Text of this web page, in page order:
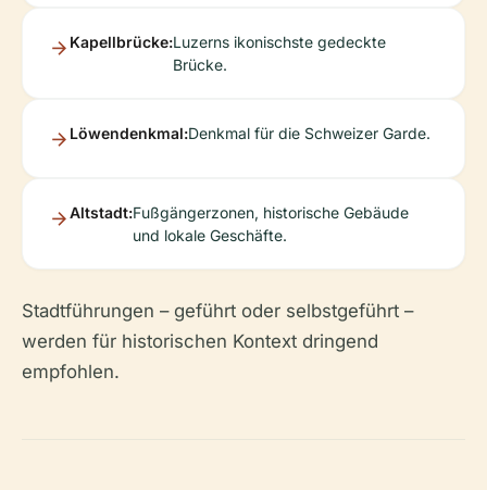
Kapellbrücke:Luzerns ikonischste gedeckte
Brücke.
Löwendenkmal:Denkmal für die Schweizer Garde.
Altstadt:Fußgängerzonen, historische Gebäude
und lokale Geschäfte.
Stadtführungen – geführt oder selbstgeführt –
werden für historischen Kontext dringend
empfohlen.